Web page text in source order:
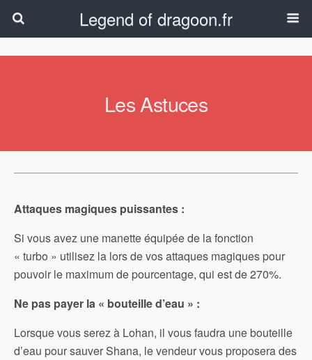
Legend of dragoon.fr
Les Astuces
Attaques magiques puissantes :
Si vous avez une manette équipée de la fonction
« turbo » utilisez la lors de vos attaques magiques pour
pouvoir le maximum de pourcentage, qui est de 270%.
Ne pas payer la « bouteille d’eau » :
Lorsque vous serez à Lohan, il vous faudra une bouteille
d’eau pour sauver Shana, le vendeur vous proposera des